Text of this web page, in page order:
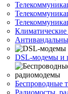
DSL-модемы и
Беспроводные
Радиомосты,